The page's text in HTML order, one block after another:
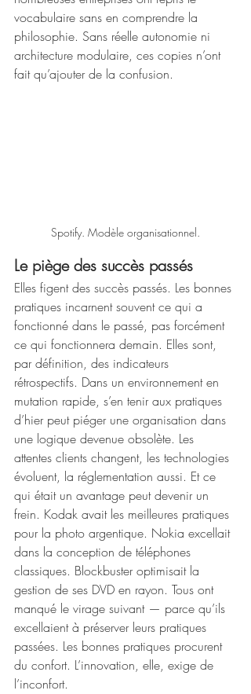
vocabulaire sans en comprendre la
philosophie. Sans réelle autonomie ni
architecture modulaire, ces copies n’ont
fait qu’ajouter de la confusion.
Spotify. Modèle organisationnel.
Le piège des succès passés
Elles figent des succès passés. Les bonnes
pratiques incarnent souvent ce qui a
fonctionné dans le passé, pas forcément
ce qui fonctionnera demain. Elles sont,
par définition, des indicateurs
rétrospectifs. Dans un environnement en
mutation rapide, s’en tenir aux pratiques
d’hier peut piéger une organisation dans
une logique devenue obsolète. Les
attentes clients changent, les technologies
évoluent, la réglementation aussi. Et ce
qui était un avantage peut devenir un
frein. Kodak avait les meilleures pratiques
pour la photo argentique. Nokia excellait
dans la conception de téléphones
classiques. Blockbuster optimisait la
gestion de ses DVD en rayon. Tous ont
manqué le virage suivant — parce qu’ils
excellaient à préserver leurs pratiques
passées. Les bonnes pratiques procurent
du confort. L’innovation, elle, exige de
l’inconfort.